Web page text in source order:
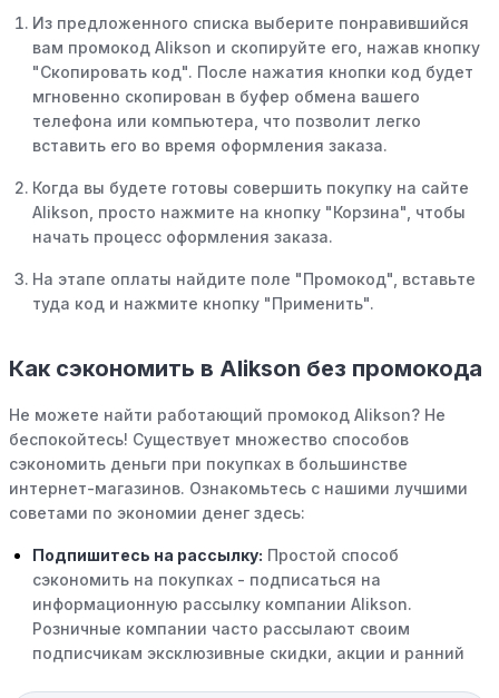
Из предложенного списка выберите понравившийся
вам промокод Alikson и скопируйте его, нажав кнопку
"Скопировать код". После нажатия кнопки код будет
мгновенно скопирован в буфер обмена вашего
телефона или компьютера, что позволит легко
вставить его во время оформления заказа.
Когда вы будете готовы совершить покупку на сайте
Alikson, просто нажмите на кнопку "Корзина", чтобы
начать процесс оформления заказа.
На этапе оплаты найдите поле "Промокод", вставьте
туда код и нажмите кнопку "Применить".
Как сэкономить в Alikson без промокода
Не можете найти работающий промокод Alikson? Не
беспокойтесь! Существует множество способов
сэкономить деньги при покупках в большинстве
интернет-магазинов. Ознакомьтесь с нашими лучшими
советами по экономии денег здесь:
Подпишитесь на рассылку: Простой способ
сэкономить на покупках - подписаться на
информационную рассылку компании Alikson.
Розничные компании часто рассылают своим
подписчикам эксклюзивные скидки, акции и ранний